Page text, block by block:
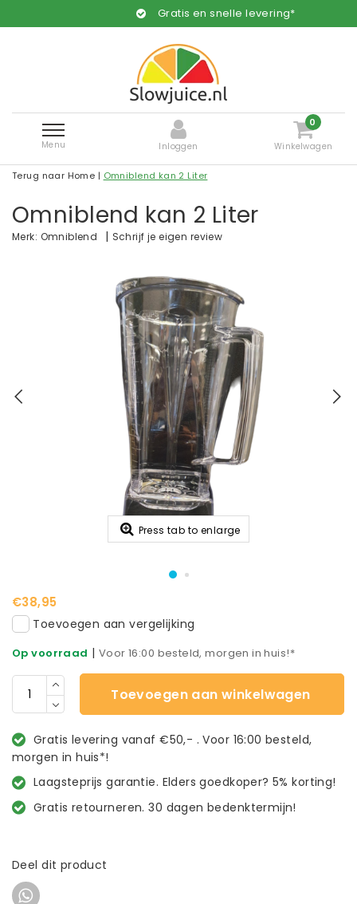
Gratis en snelle levering*
Menu Inloggen
0
Winkelwagen
Terug naar Home | Omniblend kan 2 Liter
Omniblend kan 2 Liter
Merk: Omniblend | Schrijf je eigen review
Press tab to enlarge
€38,95
Toevoegen aan vergelijking
Op voorraad | Voor 16:00 besteld, morgen in huis!*
Toevoegen aan winkelwagen
Gratis levering vanaf €50,- . Voor 16:00 besteld,
morgen in huis*!
Laagsteprijs garantie. Elders goedkoper? 5% korting!
Gratis retourneren. 30 dagen bedenktermijn!
Deel dit product